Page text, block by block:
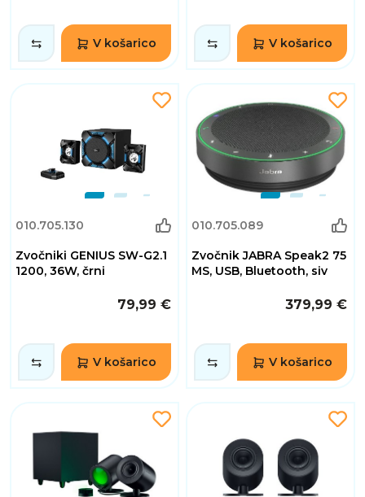
V košarico V košarico
010.705.130
Zvočniki GENIUS SW-G2.1
1200, 36W, črni
79,99 €
V košarico
010.705.089
Zvočnik JABRA Speak2 75
MS, USB, Bluetooth, siv
379,99 €
V košarico